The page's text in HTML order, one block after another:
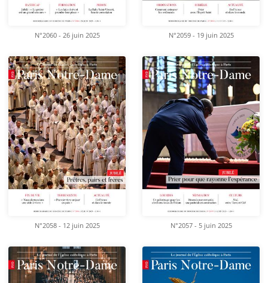
N°2060 - 26 juin 2025 N°2059 - 19 juin 2025
N°2058 - 12 juin 2025 N°2057 - 5 juin 2025